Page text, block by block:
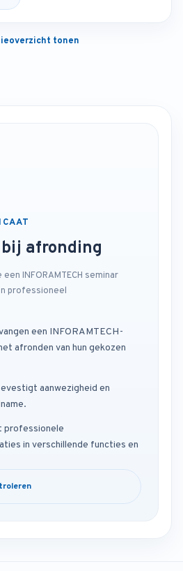
tonen
afronding
INFORAMTECH seminar
professioneel
een INFORAMTECH-
afronden van hun gekozen
aanwezigheid en
professionele
in verschillende functies en